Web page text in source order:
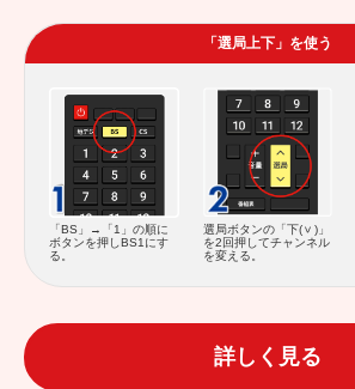
「選局上下」を使う
「BS」→「1」の順に
ボタンを押しBS1にす
る。
選局ボタンの「下(
)」
を2回押してチャンネル
を変える。
詳しく見る